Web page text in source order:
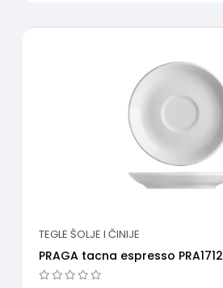
TEGLE ŠOLJE I ČINIJE
PRAGA tacna espresso PRA1712